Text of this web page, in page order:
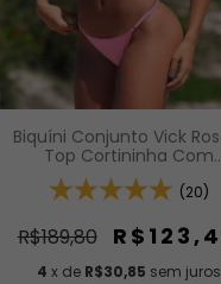
Biquíni Conjunto Vick
Top Cortininha Com
Calcinha Modelagem Fio
Regulagem Na Lateral
(20)
R$189,80
4 x de R$30,85 sem juros